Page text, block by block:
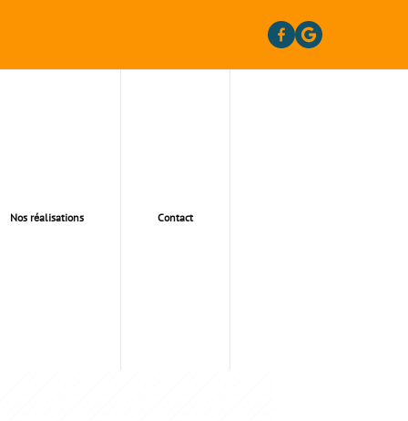
Nos réalisations Contact